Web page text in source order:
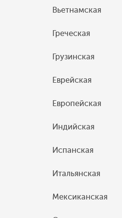
Вьетнамская
Греческая
Грузинская
Еврейская
Европейская
Индийская
Испанская
Итальянская
Мексиканская